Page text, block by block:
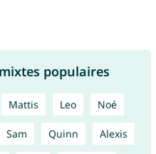
populaires
Mattis Leo Noé
Sam Quinn Alexis